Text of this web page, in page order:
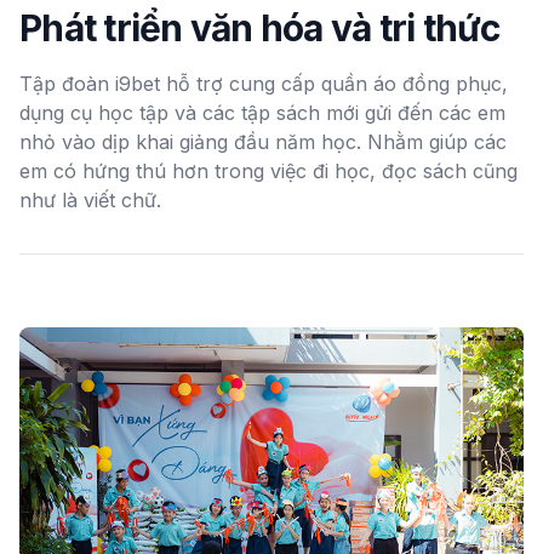
Phát triển văn hóa và tri thức
Tập đoàn i9bet hỗ trợ cung cấp quần áo đồng phục,
dụng cụ học tập và các tập sách mới gửi đến các em
nhỏ vào dịp khai giảng đầu năm học. Nhằm giúp các
em có hứng thú hơn trong việc đi học, đọc sách cũng
như là viết chữ.